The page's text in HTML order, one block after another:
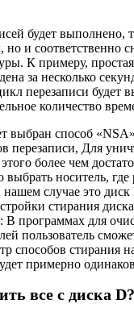
будет выполнено,
и соответственно
К примеру, простая
за несколько
перезаписи будет
количество
выбран способ
перезаписи, Для
более чем
носитель, где
случае это
стирания
программах для
пользователь
способов стирания
примерно
все с диска D?